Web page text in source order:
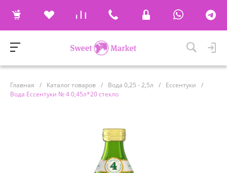
Главная / Каталог товаров / Вода 0,25 - 2,5л / Ессентуки
/
Вода Ессентуки № 4 0,45л*20 стекло